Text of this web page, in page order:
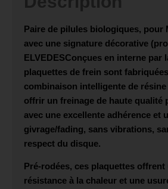
Paire de pilules biologiques, pour
avec une signature décorative
ELVEDESConçues en interne par
plaquettes de frein sont
combinaison intelligente de
offrir un freinage de haute qualité
avec une excellente adhérence et
givrage/fading, sans vibrations,
respect du disque.
Pré-rodées, ces plaquettes offrent
résistance à la chaleur et une